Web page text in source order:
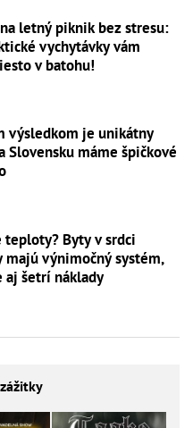
letný piknik bez stresu:
vychytávky vám
v batohu!
výsledkom je unikátny
Slovensku máme špičkové
teploty? Byty v srdci
majú výnimočný systém,
aj šetrí náklady